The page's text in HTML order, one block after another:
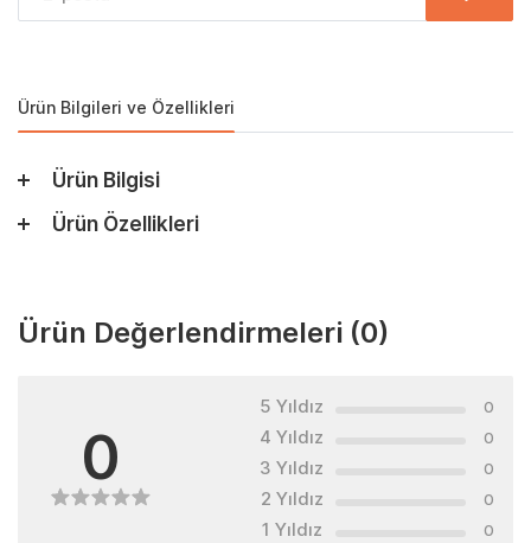
Ürün Bilgileri ve Özellikleri
Ürün Bilgisi
Ürün Özellikleri
Ürün Değerlendirmeleri (0)
0
5 Yıldız 0
4 Yıldız 0
3 Yıldız 0
2 Yıldız 0
1 Yıldız 0